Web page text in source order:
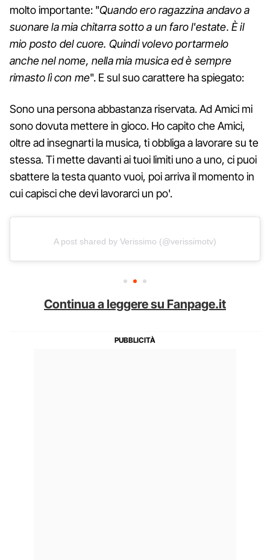
molto importante: "Quando ero ragazzina andavo a
suonare la mia chitarra sotto a un faro l'estate. È il
mio posto del cuore. Quindi volevo portarmelo
anche nel nome, nella mia musica ed è sempre
rimasto lì con me". E sul suo carattere ha spiegato:
Sono una persona abbastanza riservata. Ad Amici mi
sono dovuta mettere in gioco. Ho capito che Amici,
oltre ad insegnarti la musica, ti obbliga a lavorare su te
stessa. Ti mette davanti ai tuoi limiti uno a uno, ci puoi
sbattere la testa quanto vuoi, poi arriva il momento in
cui capisci che devi lavorarci un po'.
A post shared by Verissimo (@verissimotv)
Continua a leggere su Fanpage.it